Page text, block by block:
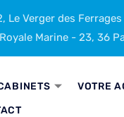
Le Verger des
Royale Marine - 23, 36
VOTRE